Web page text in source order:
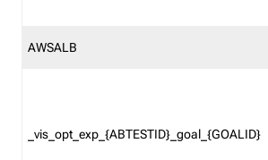
AWSALB
_vis_opt_exp_{ABTESTID}_goal_{GOALID}